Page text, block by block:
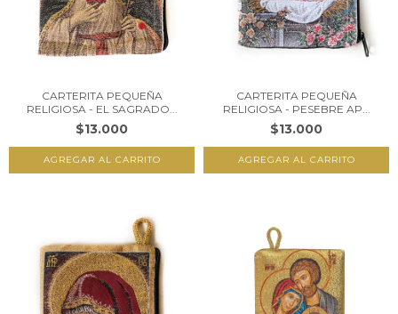
CARTERITA PEQUEÑA
RELIGIOSA - EL SAGRADO...
$13.000
CARTERITA PEQUEÑA
RELIGIOSA - PESEBRE AP...
$13.000